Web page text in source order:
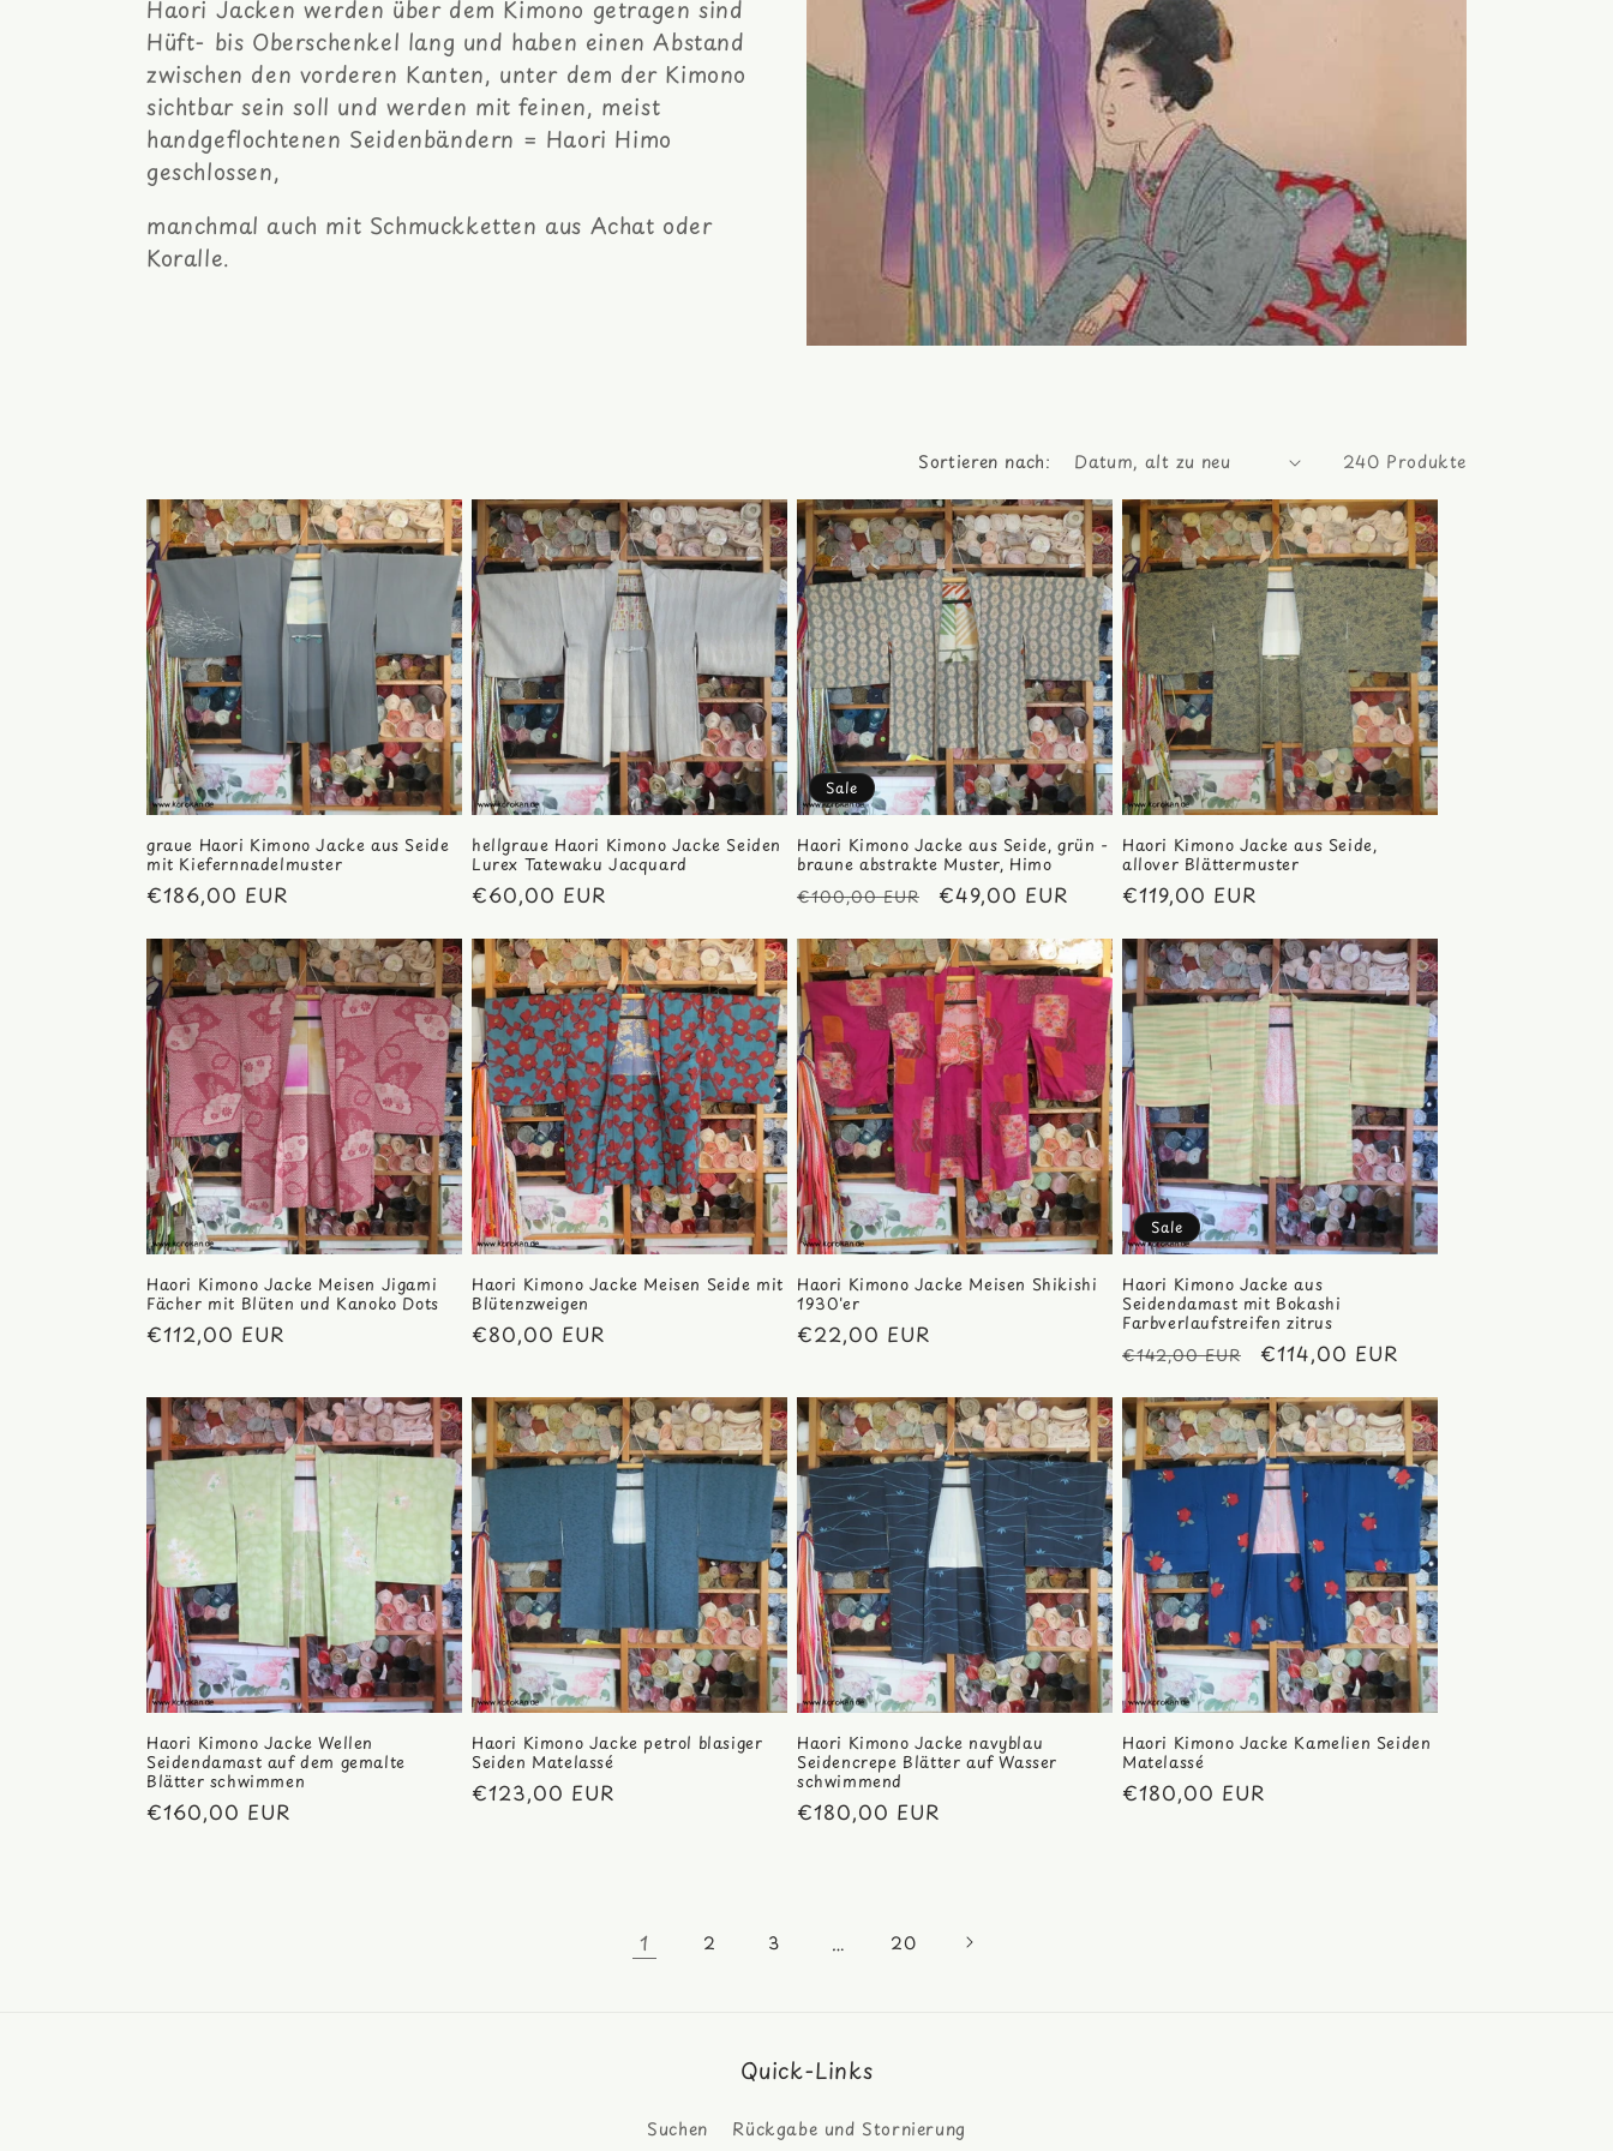
g
o
r
i
e
Haori Jacken werden über dem Kimono getragen sind
Hüft- bis Oberschenkel lang und haben einen Abstand
zwischen den vorderen Kanten, unter dem der Kimono
sichtbar sein soll und werden mit feinen, meist
handgeflochtenen Seidenbändern = Haori Himo
geschlossen,
manchmal auch mit Schmuckketten aus Achat oder
Koralle.
Sortieren nach: 240 Produkte
graue Haori Kimono Jacke aus Seide
mit Kiefernnadelmuster
Normaler
€186,00 EUR
hellgraue Haori Kimono Jacke Seiden
Lurex Tatewaku Jacquard
Normaler
€60,00 EUR
Sale
Haori Kimono Jacke aus Seide, grün -
braune abstrakte Muster, Himo
Normaler
€100,00 EUR Verkaufspreis
€49,00 EUR
Haori Kimono Jacke aus Seide,
allover Blättermuster
Normaler
€119,00 EUR
Haori Kimono Jacke Meisen Jigami
Fächer mit Blüten und Kanoko Dots
Normaler
€112,00 EUR
Haori Kimono Jacke Meisen Seide mit
Blütenzweigen
Normaler
€80,00 EUR
Haori Kimono Jacke Meisen Shikishi
1930'er
Normaler
€22,00 EUR
Sale
Haori Kimono Jacke aus
Seidendamast mit Bokashi
Farbverlaufstreifen zitrus
Normaler
€142,00 EUR Verkaufspreis
€114,00 EUR
Haori Kimono Jacke Wellen
Seidendamast auf dem gemalte
Blätter schwimmen
Normaler
€160,00 EUR
Haori Kimono Jacke petrol blasiger
Seiden Matelassé
Normaler
€123,00 EUR
Haori Kimono Jacke navyblau
Seidencrepe Blätter auf Wasser
schwimmend
Normaler
€180,00 EUR
Haori Kimono Jacke Kamelien Seiden
Matelassé
Normaler
€180,00 EUR
1 2 3 … 20
Quick-Links
Suchen Rückgabe und Stornierung